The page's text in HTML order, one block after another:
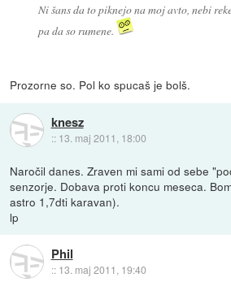
Ni šans da to piknejo na moj avto, nebi
pa da so rumene.
Prozorne so. Pol ko spucaš je bolš.
knesz
:: 13. maj 2011, 18:00
Naročil danes. Zraven mi sami od sebe
senzorje. Dobava proti koncu meseca.
astro 1,7dti karavan).
lp
Phil
:: 13. maj 2011, 19:40